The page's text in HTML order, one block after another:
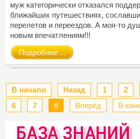
муж категорически отказался
ближайших путешествиях,
перелетов и переездов. А моя-то
новым впечатлениям!!!
Подробнее ...
В начало Назад 1 2
6
7 8 Вперёд В